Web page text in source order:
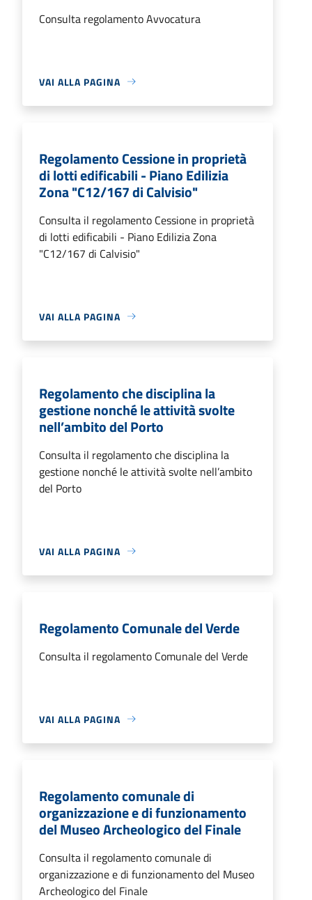
Consulta regolamento Avvocatura
VAI ALLA PAGINA
Regolamento Cessione in proprietà
di lotti edificabili - Piano Edilizia
Zona "C12/167 di Calvisio"
Consulta il regolamento Cessione in proprietà
di lotti edificabili - Piano Edilizia Zona
"C12/167 di Calvisio"
VAI ALLA PAGINA
Regolamento che disciplina la
gestione nonché le attività svolte
nell’ambito del Porto
Consulta il regolamento che disciplina la
gestione nonché le attività svolte nell’ambito
del Porto
VAI ALLA PAGINA
Regolamento Comunale del Verde
Consulta il regolamento Comunale del Verde
VAI ALLA PAGINA
Regolamento comunale di
organizzazione e di funzionamento
del Museo Archeologico del Finale
Consulta il regolamento comunale di
organizzazione e di funzionamento del Museo
Archeologico del Finale